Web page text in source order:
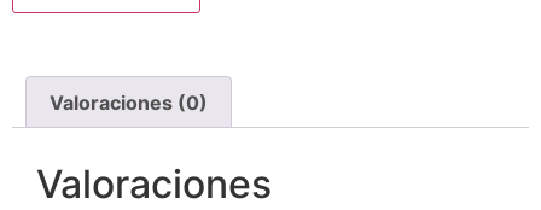
Valoraciones (0)
Valoraciones